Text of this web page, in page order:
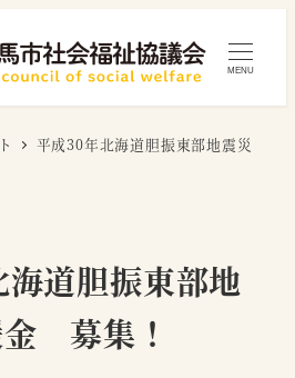
MENU
平成30年北海道胆振東部地震災
道胆振東部地
募集！